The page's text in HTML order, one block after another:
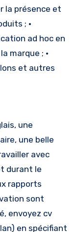
la présence et
; •
ad hoc en
marque ; •
et autres
une
une belle
avec
durant le
rapports
sont
envoyez cv
en spécifiant